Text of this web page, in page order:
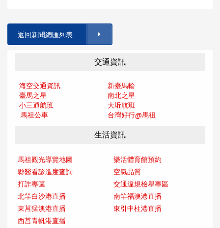
返回新聞總匯列表
交通資訊
海空交通資訊
新臺馬輪
臺馬之星
南北之星
小三通航班
大坵航班
馬祖公車
台灣好行@馬祖
生活資訊
馬祖觀光導覽地圖
樂活體育館預約
縣醫看診進度查詢
空氣品質
打詐專區
交通違規檢舉專區
北竿白沙港直播
南竿福澳港直播
東莒猛澳港直播
東引中柱港直播
西莒青帆港直播